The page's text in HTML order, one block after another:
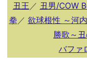
丑王 ／ 丑男/COW
拳 ／ 欲球根性 ～河
勝歌～
バファ